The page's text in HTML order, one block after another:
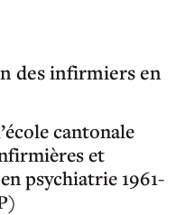
des infirmiers en
cantonale
et
psychiatrie 1961-